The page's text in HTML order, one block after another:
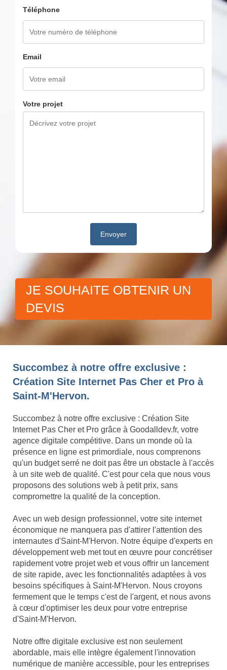
Téléphone
Email
Votre projet
JE SOUHAITE OBTENIR UN
DEVIS
Succombez à notre offre exclusive :
Création Site Internet Pas Cher et Pro à
Saint-M'Hervon.
Succombez à notre offre exclusive : Création Site
Internet Pas Cher et Pro grâce à Goodalldev.fr, votre
agence digitale compétitive. Dans un monde où la
présence en ligne est primordiale, nous comprenons
qu'un budget serré ne doit pas être un obstacle à l'accès
à un site web de qualité. C'est pour cela que nous vous
proposons des solutions web à petit prix, sans
compromettre la qualité de la conception.
Avec un web design professionnel, votre site internet
économique ne manquera pas d'attirer l'attention des
internautes d'Saint-M'Hervon. Notre équipe d'experts en
développement web met tout en œuvre pour concrétiser
rapidement votre projet web et vous offrir un lancement
de site rapide, avec les fonctionnalités adaptées à vos
besoins spécifiques à Saint-M'Hervon. Nous croyons
fermement que le temps c'est de l'argent, et nous avons
à cœur d'optimiser les deux pour votre entreprise
d'Saint-M'Hervon.
Notre offre digitale exclusive est non seulement
abordable, mais elle intègre également l'innovation
numérique de manière accessible, pour les entreprises